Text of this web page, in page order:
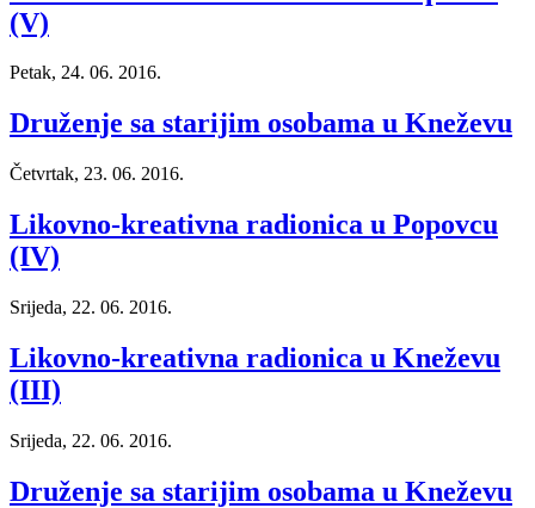
(V)
Petak, 24. 06. 2016.
Druženje sa starijim osobama u Kneževu
Četvrtak, 23. 06. 2016.
Likovno-kreativna radionica u Popovcu
(IV)
Srijeda, 22. 06. 2016.
Likovno-kreativna radionica u Kneževu
(III)
Srijeda, 22. 06. 2016.
Druženje sa starijim osobama u Kneževu